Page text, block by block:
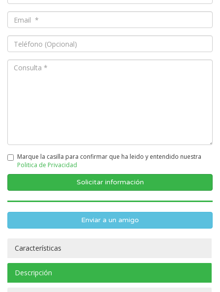
Marque la casilla para confirmar que ha leido y entendido nuestra
Politica de Privacidad
Enviar a un amigo
Características
Descripción